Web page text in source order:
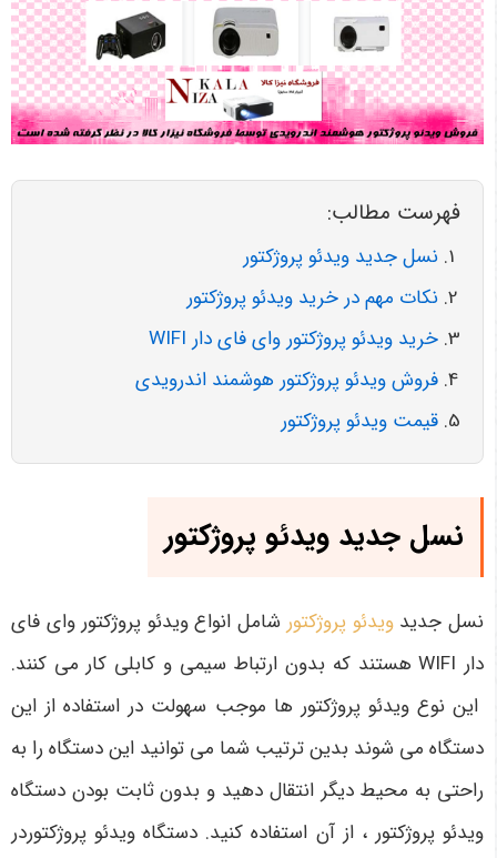
فهرست مطالب:
نسل جدید ویدئو پروژکتور
نکات مهم در خرید ویدئو پروژکتور
خرید ویدئو پروژکتور وای فای دار WIFI
فروش ویدئو پروژکتور هوشمند اندرویدی
قیمت ویدئو پروژکتور
نسل جدید ویدئو پروژکتور
نسل جدیدویدئو پروژکتور شامل انواع ویدئو پروژکتور وای فای
دار WIFI
هستند که بدون ارتباط سیمی و کابلی کار می کنند.
این نوع ویدئو پروژکتور ها موجب سهولت در استفاده از این
دستگاه می شوند بدین ترتیب شما می توانید این دستگاه را به
راحتی به محیط دیگر انتقال دهید و بدون ثابت بودن دستگاه
ویدئو پروژکتور ، از آن استفاده کنید. دستگاه ویدئو پروژکتوردر